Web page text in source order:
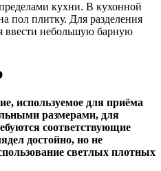
кухни. В кухонной
пол плитку. Для разделения
ввести небольшую барную
используемое для приёма
размерами, для
соответствующие
достойно, но не
светлых плотных